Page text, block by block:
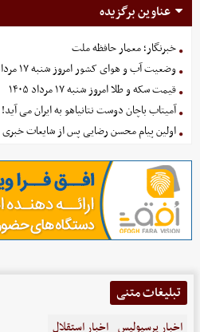
عناوین برگزیده
خبرنگار؛ معمار حافظه ملت
وضعیت آب و هوای کشور امروز شنبه ۱۷ مرداد ۱۴۰۵
قیمت سکه و طلا امروز شنبه ۱۷ مرداد ۱۴۰۵
آمیتاب باچان دوست نتانیاهو به ایران می
اولین پیام محسن رضایی پس از شایعات خبری
تبلیغات متنی
اخبار پرسپولیس اخبار استقلال